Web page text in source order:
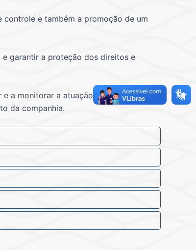
e também a promoção de um
e garantir a proteção dos direitos e
a monitorar a atuação da gestão,
da companhia.